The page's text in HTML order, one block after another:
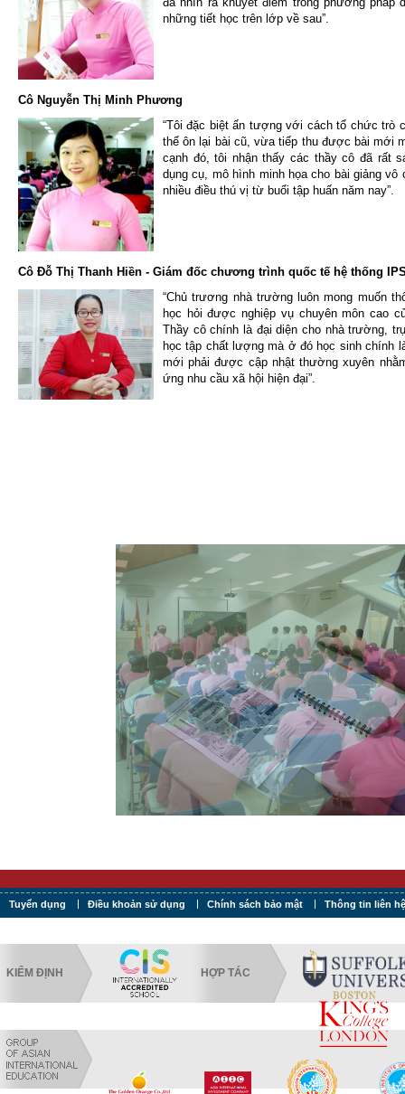
những tiết học trên lớp về sau”.
Cô Nguyễn Thị Minh Phương
“Tôi đặc biệt ấn tượng với cách tổ chức trò
thể ôn lại bài cũ, vừa tiếp thu được bài mới
cạnh đó, tôi nhận thấy các thầy cô đã rất
dụng cụ, mô hình minh họa cho bài giảng
nhiều điều thú vị từ buổi tập huấn năm nay”.
Cô Đỗ Thị Thanh Hiền - Giám đốc chương trình quốc tế hệ thống
“Chủ trương nhà trường luôn mong muốn
học hỏi được nghiệp vụ chuyên môn cao
Thầy cô chính là đại diện cho nhà trường,
học tập chất lượng mà ở đó học sinh chính
mới phải được cập nhật thường xuyên
ứng nhu cầu xã hội hiện đại”.
Tuyển dụng Điều khoản sử dụng Chính sách bảo mật Thông tin liên hệ
KIỂM ĐỊNH HỢP TÁC